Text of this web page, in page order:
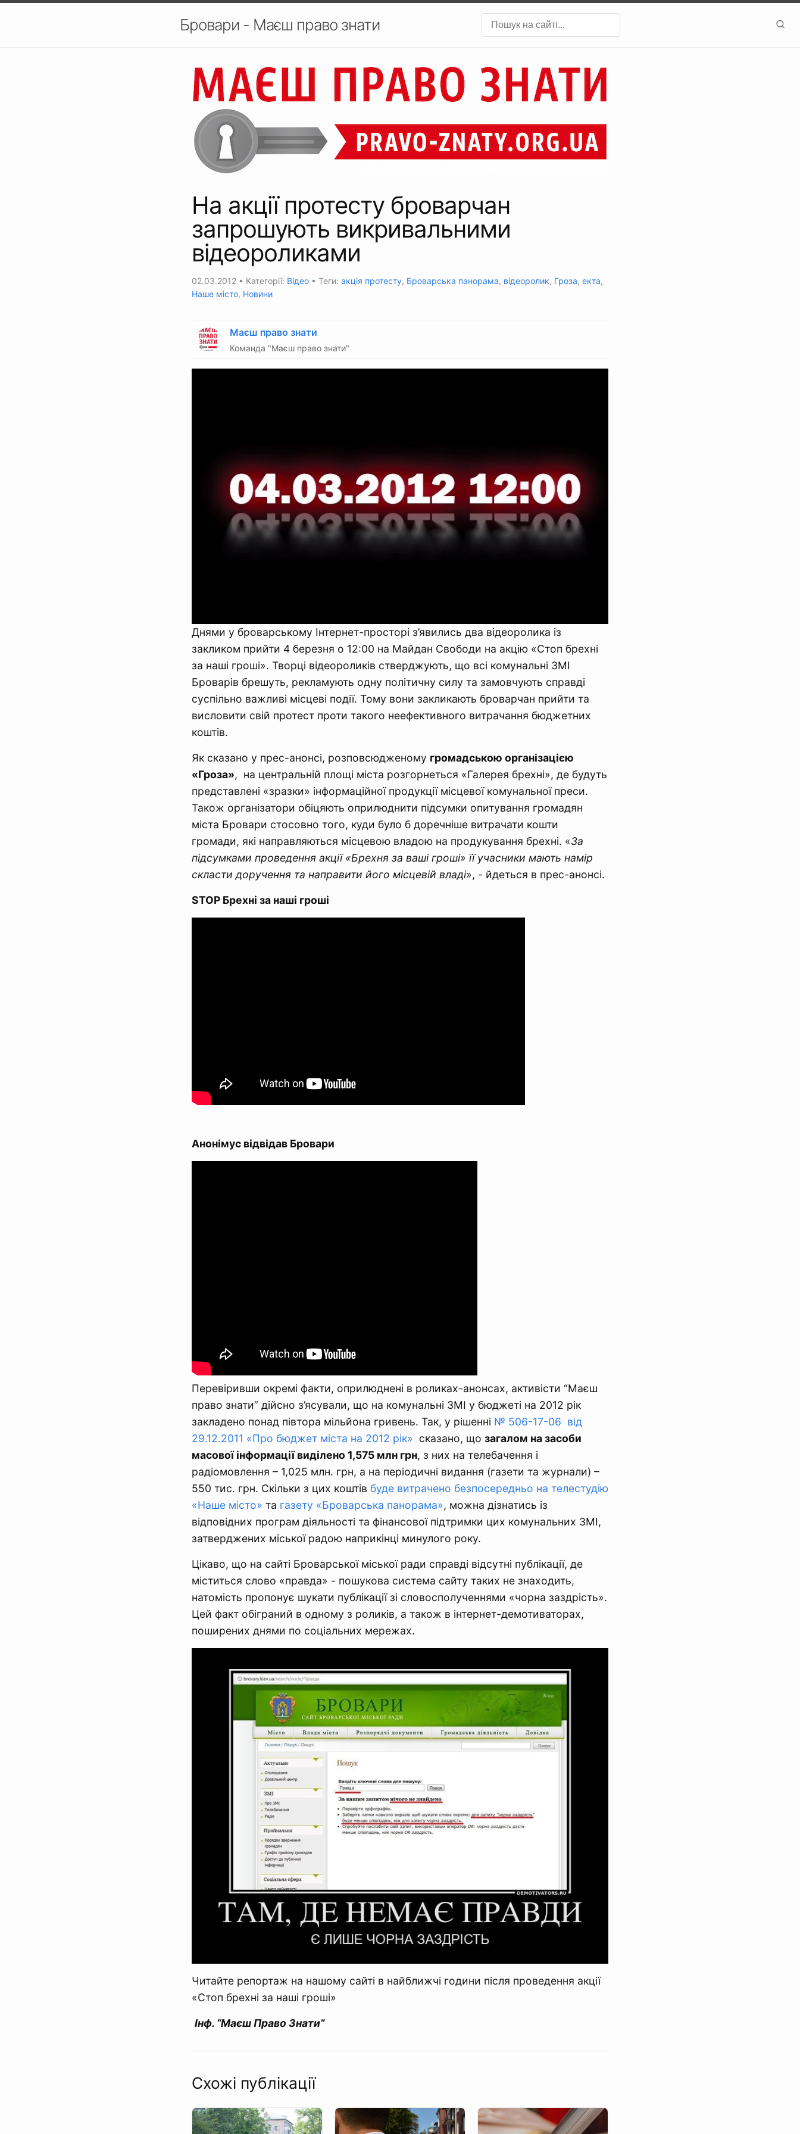
Бровари - Маєш право знати
На акції протесту броварчан
запрошують викривальними
відеороликами
02.03.2012 • Категорії: Відео • Теги: акція протесту, Броварська панорама, відеоролик, Гроза, екта,
Наше місто, Новини
Маєш право знати
Команда "Маєш право знати"
Днями у броварському Інтернет-просторі з’явились два відеоролика із
закликом прийти 4 березня о 12:00 на Майдан Свободи на акцію «Стоп брехні
за наші гроші». Творці відеороликів стверджують, що всі комунальні ЗМІ
Броварів брешуть, рекламують одну політичну силу та замовчують справді
суспільно важливі місцеві події. Тому вони закликають броварчан прийти та
висловити свій протест проти такого неефективного витрачання бюджетних
коштів.
Як сказано у прес-анонсі, розповсюдженому громадською організацією
«Гроза», на центральній площі міста розгорнеться «Галерея брехні», де будуть
представлені «зразки» інформаційної продукції місцевої комунальної преси.
Також організатори обіцяють оприлюднити підсумки опитування громадян
міста Бровари стосовно того, куди було б доречніше витрачати кошти
громади, які направляються місцевою владою на продукування брехні. «За
підсумками проведення акції «Брехня за ваші гроші» її учасники мають намір
скласти доручення та направити його місцевій владі», - йдеться в прес-анонсі.
STOP Брехні за наші гроші
Анонімус відвідав Бровари
Перевіривши окремі факти, оприлюднені в роликах-анонсах, активісти “Маєш
право знати” дійсно з’ясували, що на комунальні ЗМІ у бюджеті на 2012 рік
закладено понад півтора мільйона гривень. Так, у рішенні № 506-17-06 від
29.12.2011 «Про бюджет міста на 2012 рік» сказано, що загалом на засоби
масової інформації виділено 1,575 млн грн, з них на телебачення і
радіомовлення – 1,025 млн. грн, а на періодичні видання (газети та журнали) –
550 тис. грн. Скільки з цих коштів буде витрачено безпосередньо на телестудію
«Наше місто» та газету «Броварська панорама», можна дізнатись із
відповідних програм діяльності та фінансової підтримки цих комунальних ЗМІ,
затверджених міської радою наприкінці минулого року.
Цікаво, що на сайті Броварської міської ради справді відсутні публікації, де
міститься слово «правда» - пошукова система сайту таких не знаходить,
натомість пропонує шукати публікації зі словосполученнями «чорна заздрість».
Цей факт обіграний в одному з роликів, а також в інтернет-демотиваторах,
поширених днями по соціальних мережах.
Читайте репортаж на нашому сайті в найближчі години після проведення акції
«Стоп брехні за наші гроші»
Інф. “Маєш Право Знати”
Схожі публікації